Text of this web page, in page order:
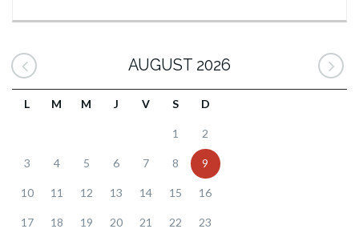
AUGUST 2026
L M M J V S D
1 2
3 4 5 6 7 8 9
10 11 12 13 14 15 16
17 18 19 20 21 22 23